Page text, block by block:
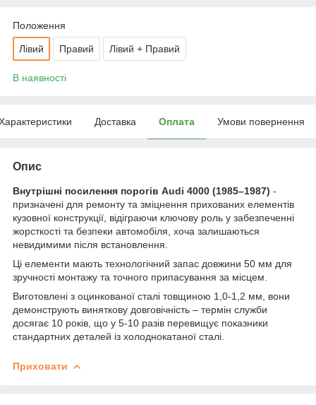
Положення
Лівий Правий Лівий + Правий
В наявності
Доставка Оплата Умови повернення
Опис
Внутрішні посилення порогів Audi 4000 (1985–1987) -
призначені для ремонту та зміцнення прихованих елементів
кузовної конструкції, відіграючи ключову роль у забезпеченні
жорсткості та безпеки автомобіля, хоча залишаються
невидимими після встановлення.
Ці елементи мають технологічний запас довжини 50 мм для
зручності монтажу та точного припасування за місцем.
Виготовлені з оцинкованої сталі товщиною 1,0-1,2 мм, вони
демонструють виняткову довговічність – термін служби
досягає 10 років, що у 5-10 разів перевищує показники
стандартних деталей із холоднокатаної сталі.
Приховати